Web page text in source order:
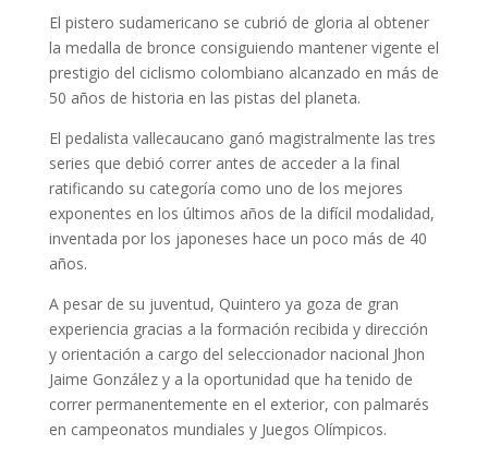
El pistero sudamericano se cubrió de gloria al obtener
la medalla de bronce consiguiendo mantener vigente el
prestigio del ciclismo colombiano alcanzado en más de
50 años de historia en las pistas del planeta.
El pedalista vallecaucano ganó magistralmente las tres
series que debió correr antes de acceder a la final
ratificando su categoría como uno de los mejores
exponentes en los últimos años de la difícil modalidad,
inventada por los japoneses hace un poco más de 40
años.
A pesar de su juventud, Quintero ya goza de gran
experiencia gracias a la formación recibida y dirección
y orientación a cargo del seleccionador nacional Jhon
Jaime González y a la oportunidad que ha tenido de
correr permanentemente en el exterior, con palmarés
en campeonatos mundiales y Juegos Olímpicos.